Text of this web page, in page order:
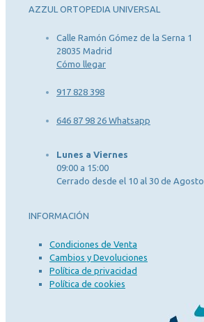
AZZUL ORTOPEDIA UNIVERSAL
Calle Ramón Gómez de la Serna 1
28035 Madrid
Cómo llegar
917 828 398
646 87 98 26 Whatsapp
Lunes a Viernes
09:00 a 15:00
Cerrado desde el 10 al 30 de Agosto
INFORMACIÓN
Condiciones de Venta
Cambios y Devoluciones
Política de privacidad
Política de cookies